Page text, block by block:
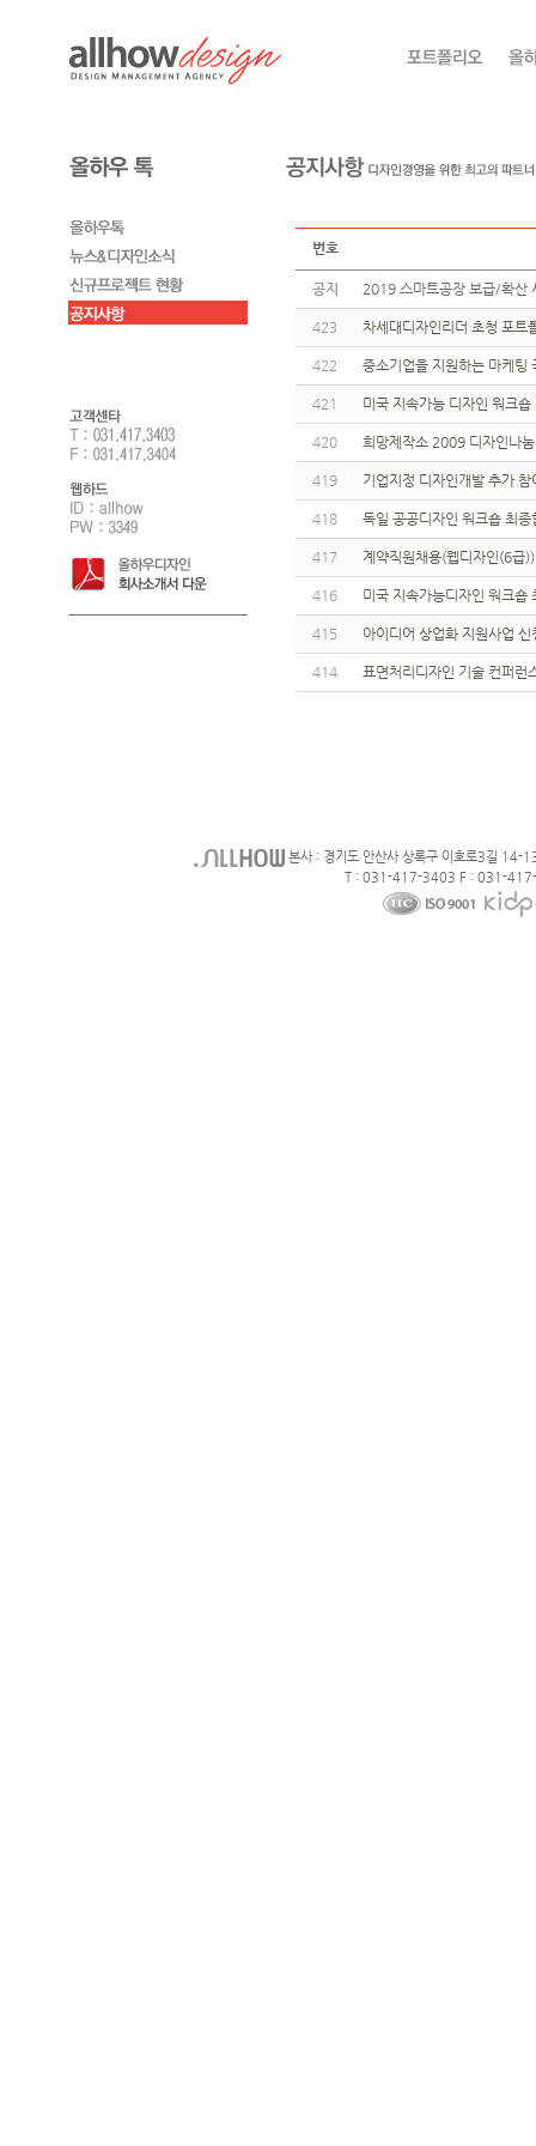
번호
공지 2019 스마트공장 보급/확
423 차세대디자인리더 초청 포
422 중소기업을 지원하는 마케팅
421 미국 지속가능 디자인 워크
420 희망제작소 2009 디자인나
419 기업지정 디자인개발 추가
418 독일 공공디자인 워크숍 최
417 계약직원채용(웹디자인(6급
416 미국 지속가능디자인 워크숍
415 아이디어 상업화 지원사업
414 표면처리디자인 기술 컨퍼런
본사 : 경기도 안산사 상록구 이호로3길 14-
T : 031-417-3403 F : 031-